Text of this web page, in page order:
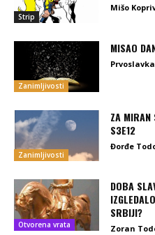
Strip
Mišo
Zanimljivosti
MISAO
Zanimljivosti
ZA MIRAN
S3E12
Đorđe
Otvorena vrata
DOBA
SRBIJI?
Zoran